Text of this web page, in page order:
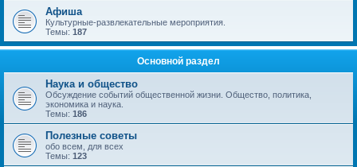
Афиша
Культурные-развлекательные мероприятия.
Темы: 187
Основной раздел
Наука и общество
Обсуждение событий общественной жизни. Общество, политика,
экономика и наука.
Темы: 186
Полезные советы
обо всем, для всех
Темы: 123